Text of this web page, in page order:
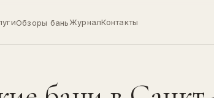
Обзоры баньЖурналКонтакты